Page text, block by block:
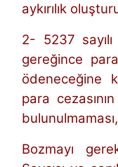
aykırılık
2- 5237
gereğince
ödeneceğine
para
bulunulmaması,
Bozmayı